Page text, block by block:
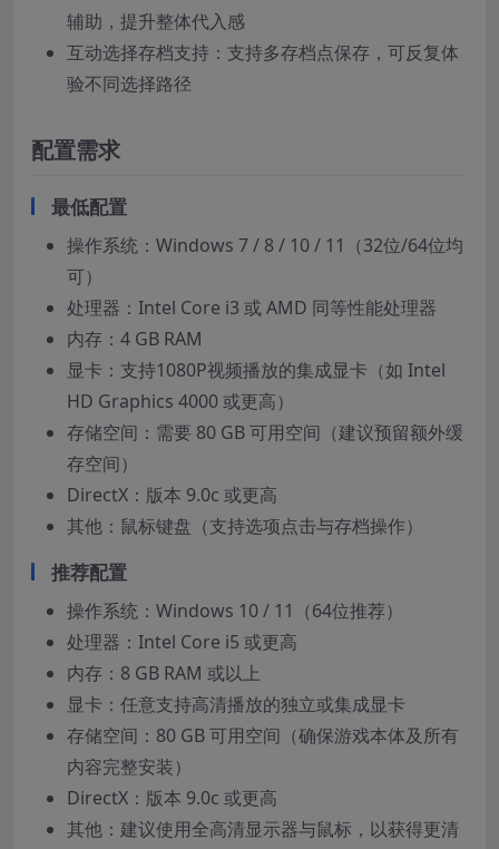
辅助，提升整体代入感
互动选择存档支持：支持多存档点保存，可反复体
验不同选择路径
配置需求
最低配置
操作系统：Windows 7 / 8 / 10 / 11（32位/64位均
可）
处理器：Intel Core i3 或 AMD 同等性能处理器
内存：4 GB RAM
显卡：支持1080P视频播放的集成显卡（如 Intel
HD Graphics 4000 或更高）
存储空间：需要 80 GB 可用空间（建议预留额外缓
存空间）
DirectX：版本 9.0c 或更高
其他：鼠标键盘（支持选项点击与存档操作）
推荐配置
操作系统：Windows 10 / 11（64位推荐）
处理器：Intel Core i5 或更高
内存：8 GB RAM 或以上
显卡：任意支持高清播放的独立或集成显卡
存储空间：80 GB 可用空间（确保游戏本体及所有
内容完整安装）
DirectX：版本 9.0c 或更高
其他：建议使用全高清显示器与鼠标，以获得更清